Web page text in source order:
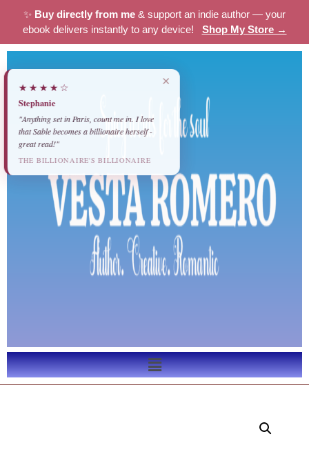
✨ Buy directly from me & support an indie author — your
ebook delivers instantly to any device! Shop My Store →
×
★★★★☆
Stephanie
"Anything set in Paris, count me in. I love
that Sable becomes a billionaire herself -
great read!"
THE BILLIONAIRE'S BILLIONAIRE